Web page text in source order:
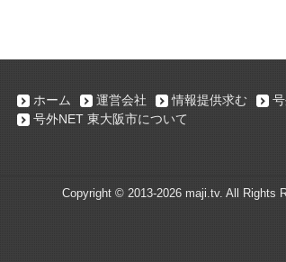
ホーム 運営会社 情報提供求む
号外NET 東大阪市について
Copyright © 2013-2026 maji.tv. All Rights